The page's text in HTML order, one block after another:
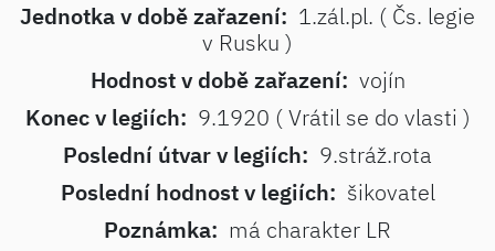
Jednotka v době zařazení: 1.zál.pl. ( Čs. legie
v Rusku )
Hodnost v době zařazení: vojín
Konec v legiích: 9.1920 ( Vrátil se do vlasti )
Poslední útvar v legiích: 9.stráž.rota
Poslední hodnost v legiích: šikovatel
Poznámka: má charakter LR